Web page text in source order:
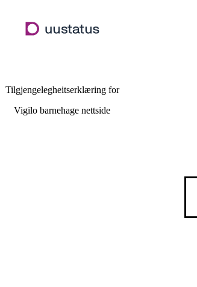
hovudinnhald
Tilgjengelegheitserklæring for
Vigilo barnehage nettside